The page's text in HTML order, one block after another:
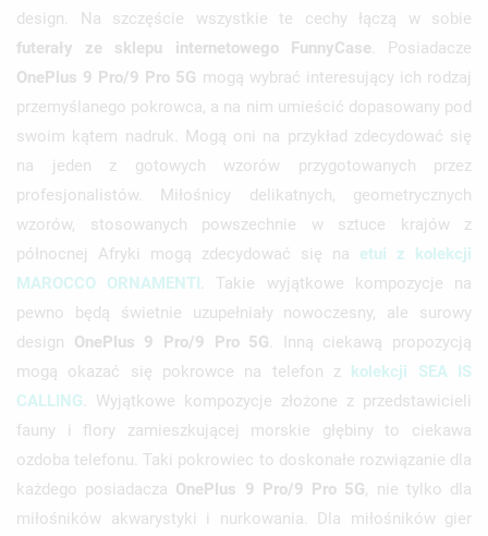
design. Na szczęście wszystkie te cechy łączą w sobie
futerały ze sklepu internetowego FunnyCase . Posiadacze
OnePlus 9 Pro/9 Pro 5G mogą wybrać interesujący ich rodzaj
przemyślanego pokrowca, a na nim umieścić dopasowany pod
swoim kątem nadruk. Mogą oni na przykład zdecydować się
na jeden z gotowych wzorów przygotowanych przez
profesjonalistów. Miłośnicy delikatnych, geometrycznych
wzorów, stosowanych powszechnie w sztuce krajów z
północnej Afryki mogą zdecydować się na etui z kolekcji
MAROCCO ORNAMENTI . Takie wyjątkowe kompozycje na
pewno będą świetnie uzupełniały nowoczesny, ale surowy
design OnePlus 9 Pro/9 Pro 5G . Inną ciekawą propozycją
mogą okazać się pokrowce na telefon z kolekcji SEA IS
CALLING . Wyjątkowe kompozycje złożone z przedstawicieli
fauny i flory zamieszkującej morskie głębiny to ciekawa
ozdoba telefonu. Taki pokrowiec to doskonałe rozwiązanie dla
każdego posiadacza OnePlus 9 Pro/9 Pro 5G, nie tylko dla
miłośników akwarystyki i nurkowania. Dla miłośników gier